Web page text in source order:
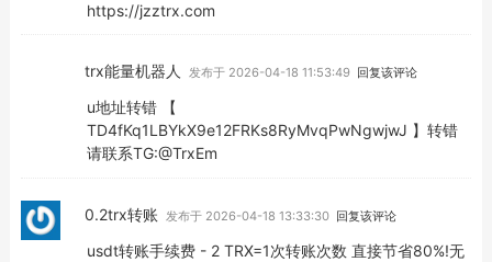
https://jzztrx.com
trx能量机器人 发布于 2026-04-18 11:53:49 回复该评论
u地址转错 【
TD4fKq1LBYkX9e12FRKs8RyMvqPwNgwjwJ 】转错
请联系TG:@TrxEm
0.2trx转账 发布于 2026-04-18 13:33:30 回复该评论
usdt转账手续费 - 2 TRX=1次转账次数 直接节省80%!无